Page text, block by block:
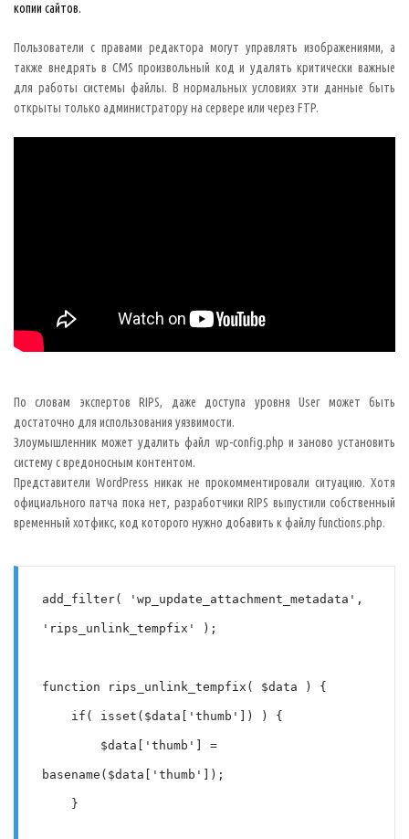
копии сайтов.
Пользователи с правами редактора могут управлять изображениями, а
также внедрять в CMS произвольный код и удалять критически важные
для работы системы файлы. В нормальных условиях эти данные быть
открыты только администратору на сервере или через FTP.
По словам экспертов RIPS, даже доступа уровня User может быть
достаточно для использования уязвимости.
Злоумышленник может удалить файл wp-config.php и заново установить
систему с вредоносным контентом.
Представители WordPress никак не прокомментировали ситуацию. Хотя
официального патча пока нет, разработчики RIPS выпустили собственный
временный хотфикс, код которого нужно добавить к файлу functions.php.
add_filter( 'wp_update_attachment_metadata',
'rips_unlink_tempfix' );
function rips_unlink_tempfix( $data ) {
basename($data['thumb']);